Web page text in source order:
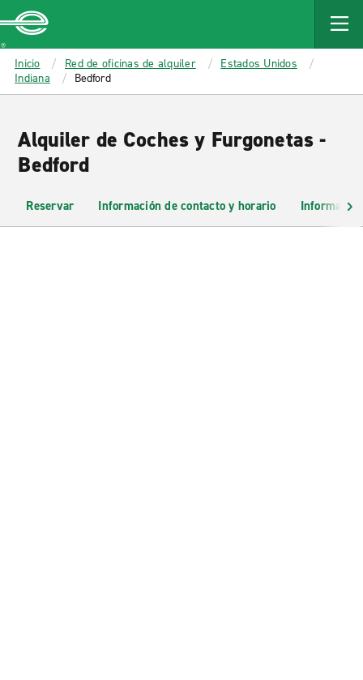
MAIN
CONTENT
Enterprise
Inicio Red de oficinas de alquiler
Estados Unidos
Indiana
Bedford
Alquiler de Coches y Furgonetas -
Bedford
Reservar Información de contacto y horario